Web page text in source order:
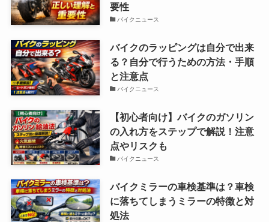
要性
バイクニュース
バイクのラッピングは自分で出来
る？自分で行うための方法・手順
と注意点
バイクニュース
【初心者向け】バイクのガソリン
の入れ方をステップで解説！注意
点やリスクも
バイクニュース
バイクミラーの車検基準は？車検
に落ちてしまうミラーの特徴と対
処法